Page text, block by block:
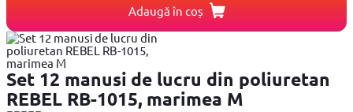
Adaugă în coș
Set 12 manusi de lucru din poliuretan
REBEL RB-1015, marimea M